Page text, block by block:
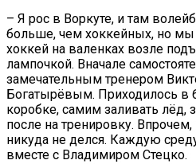
– Я рос в Воркуте, и там
больше, чем хоккейных, но мы
хоккей на валенках возле
лампочкой. Вначале
замечательным тренером
Богатырёвым. Приходилось в 6
коробке, самим заливать лёд,
после на тренировку.
никуда не делся. Каждую
вместе с Владимиром Стецко.